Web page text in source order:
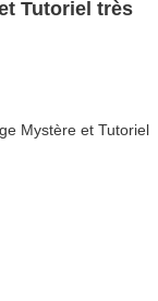
Tutoriel très